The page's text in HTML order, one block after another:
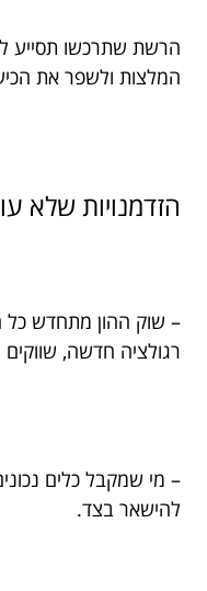
הרשת שתרכשו תסייע
המלצות ולשפר את
הזדמנויות שלא
– שוק ההון מתחדש כל
רגולציה חדשה, שווקים
– מי שמקבל כלים
להישאר בצד.